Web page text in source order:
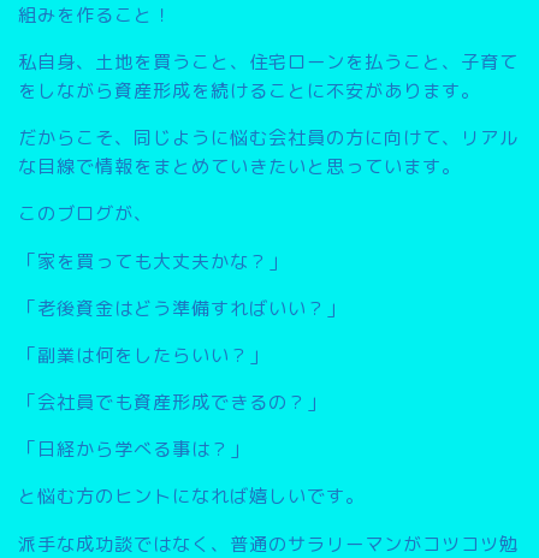
組みを作ること ！
私自身、土地を買うこと、住宅ローンを払うこと、子育て
をしながら資産形成を続けることに不安があります。
だからこそ、同じように悩む会社員の方に向けて、リアル
な目線で情報をまとめていきたいと思っています。
このブログが、
「家を買っても大丈夫かな？」
「老後資金はどう準備すればいい？」
「副業は何をしたらいい？」
「会社員でも資産形成できるの？」
「日経から学べる事は？」
と悩む方のヒントになれば嬉しいです。
派手な成功談ではなく、普通のサラリーマンがコツコツ勉